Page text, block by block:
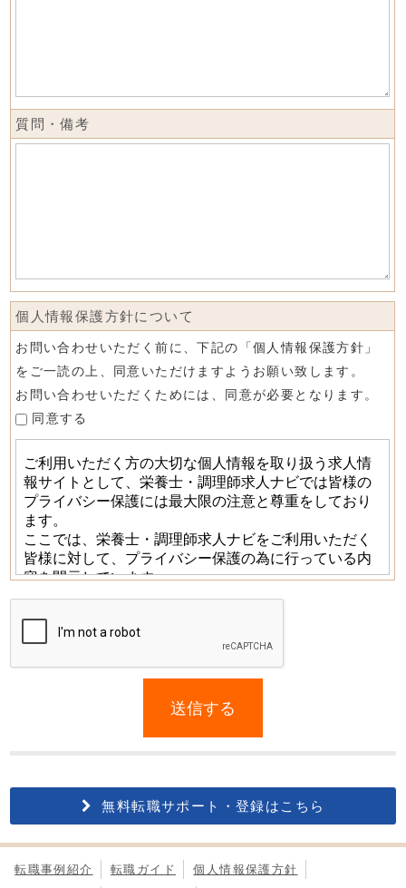
質問・備考
個人情報保護方針について
お問い合わせいただく前に、下記の「個人情報保護方針」
をご一読の上、同意いただけますようお願い致します。
お問い合わせいただくためには、同意が必要となります。
同意する
this
送信する
無料転職サポート・登録はこちら
転職事例紹介 転職ガイド 個人情報保護方針